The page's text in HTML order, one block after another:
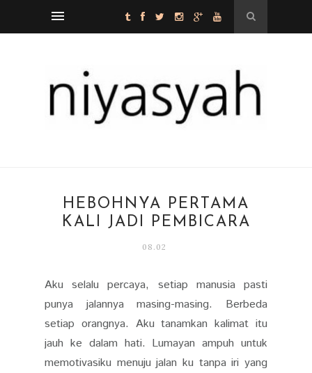
HEBOHNYA PERTAMA
KALI JADI PEMBICARA
08.02
Aku selalu percaya, setiap manusia pasti
punya jalannya masing-masing. Berbeda
setiap orangnya. Aku tanamkan kalimat itu
jauh ke dalam hati. Lumayan ampuh untuk
memotivasiku menuju jalan ku tanpa iri yang